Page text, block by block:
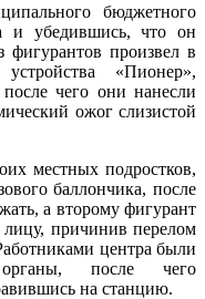
бюджетного
и убедившись, что он
фигурантов произвел в
«Пионер»,
чего они нанесли
ожог слизистой
местных подростков,
баллончика, после
а второму фигурант
лицу, причинив перелом
центра были
органы, после чего
на станцию.